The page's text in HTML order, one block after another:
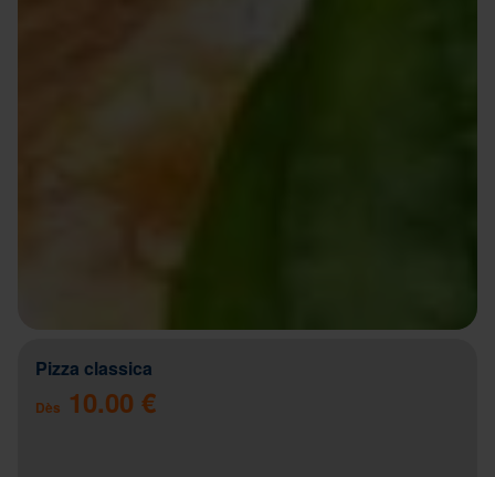
Pizza classica
Dès 10.00 €